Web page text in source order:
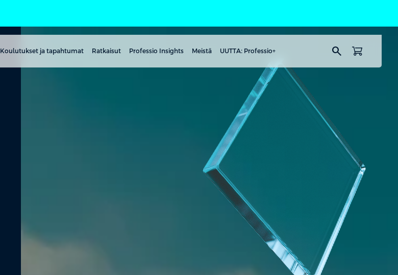
Koulutukset ja tapahtumat Ratkaisut Professio Insights Meistä UUTTA: Professio+ search